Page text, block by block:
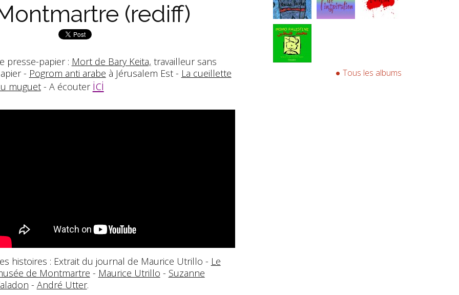
(rediff)
presse-papier : Mort de Bary Keita, travailleur sans
- Pogrom anti arabe à Jérusalem Est - La cueillette
muguet- A écouter ici
histoires : Extrait du journal de Maurice Utrillo - Le
de Montmartre - Maurice Utrillo - Suzanne
- André Utter.
Tous les albums